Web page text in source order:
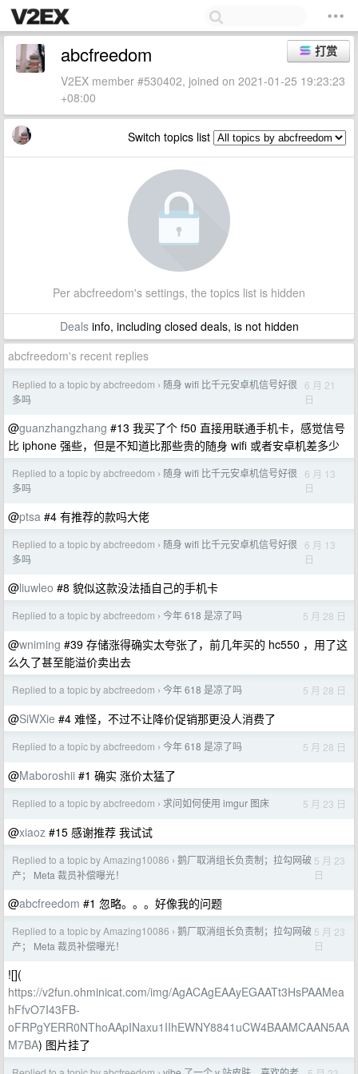
打赏
abcfreedom
V2EX member #530402, joined on 2021-01-25 19:23:23
+08:00
Switch topics list
Per abcfreedom's settings, the topics list is hidden
Dealsinfo, including closed deals, is not hidden
abcfreedom's recent replies
Replied to a topic by abcfreedom › 随身 wifi 比千元安卓机信号好很
多吗
6 月 21
日
@guanzhangzhang #13 我买了个 f50 直接用联通手机卡，感觉信号
比 iphone 强些，但是不知道比那些贵的随身 wifi 或者安卓机差多少
Replied to a topic by abcfreedom › 随身 wifi 比千元安卓机信号好很
多吗
6 月 13
日
@ptsa #4 有推荐的款吗大佬
Replied to a topic by abcfreedom › 随身 wifi 比千元安卓机信号好很
多吗
6 月 13
日
@liuwleo #8 貌似这款没法插自己的手机卡
Replied to a topic by abcfreedom › 今年 618 是凉了吗 5 月 28 日
@wniming #39 存储涨得确实太夸张了，前几年买的 hc550 ，用了这
么久了甚至能溢价卖出去
Replied to a topic by abcfreedom › 今年 618 是凉了吗 5 月 28 日
@SiWXie #4 难怪，不过不让降价促销那更没人消费了
Replied to a topic by abcfreedom › 今年 618 是凉了吗 5 月 28 日
@Maboroshii #1 确实 涨价太猛了
Replied to a topic by abcfreedom › 求问如何使用 imgur 图床 5 月 23 日
@xiaoz #15 感谢推荐 我试试
Replied to a topic by Amazing10086 › 鹅厂取消组长负责制；拉勾网破
产； Meta 裁员补偿曝光！
5 月 23
日
@abcfreedom #1 忽略。。。好像我的问题
Replied to a topic by Amazing10086 › 鹅厂取消组长负责制；拉勾网破
产； Meta 裁员补偿曝光！
5 月 23
日
![](
https://v2fun.ohminicat.com/img/AgACAgEAAyEGAATt3HsPAAMea
hFfvO7I43FB-
oFRPgYERR0NThoAApINaxu1IIhEWNY8841uCW4BAAMCAAN5AA
M7BA) 图片挂了